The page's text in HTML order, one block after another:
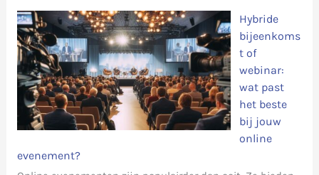
Hybride
bijeenkoms
t of
webinar:
wat past
het beste
bij jouw
online
evenement?